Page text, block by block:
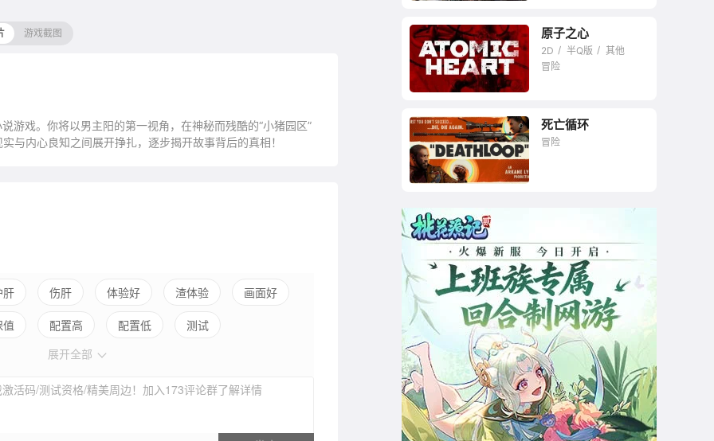
游戏截图
游戏。你将以男主阳的第一视角，在神秘而残酷的“小猪园区”
与内心良知之间展开挣扎，逐步揭开故事背后的真相！
肝 伤肝 体验好 渣体验 画面好
配置高 配置低
测试
展开全部
活码/测试资格/精美周边！加入173评论群了解详情
梦中的消逝国度
原子之心
2D 半Q版
其他
冒险
囚于桎梏，宿命轮回
死亡循环
冒险